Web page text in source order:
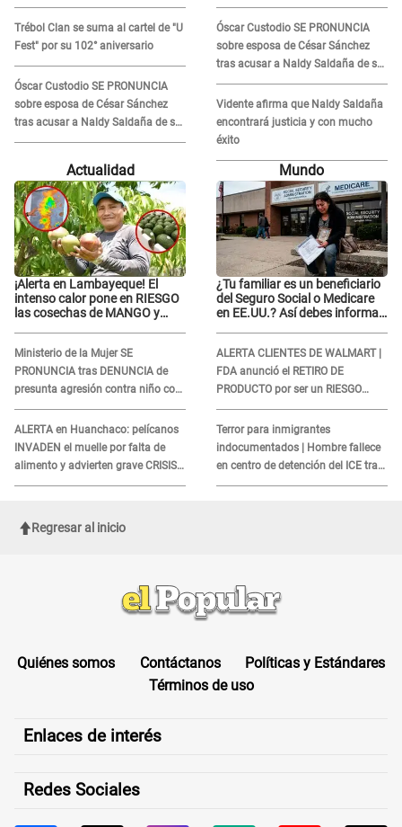
Trébol Clan se suma al cartel de "U
Fest" por su 102° aniversario
Óscar Custodio SE PRONUNCIA
sobre esposa de César Sánchez
tras acusar a Naldy Saldaña de ser
PAREJA del músico: "Lo dejo en
Óscar Custodio SE PRONUNCIA
sobre esposa de César Sánchez
tras acusar a Naldy Saldaña de ser
PAREJA del músico: "Lo dejo en
manos de la justicia"
Vidente afirma que Naldy Saldaña
encontrará justicia y con mucho
éxito
Actualidad
¡Alerta en Lambayeque! El
intenso calor pone en RIESGO
las cosechas de MANGO y
Ministerio de la Mujer SE
PRONUNCIA tras DENUNCIA de
presunta agresión contra niño con
autismo en Surco
ALERTA en Huanchaco: pelícanos
INVADEN el muelle por falta de
alimento y advierten grave CRISIS
en el mar
Mundo
¿Tu familiar es un beneficiario
del Seguro Social o Medicare
en EE.UU.? Así debes informar
ALERTA CLIENTES DE WALMART |
FDA anunció el RETIRO DE
PRODUCTO por ser un RIESGO
MORTAL para consumidores: ¿Cuál
es?
Terror para inmigrantes
indocumentados | Hombre fallece
en centro de detención del ICE tras
sufrir una "emergencia médica"
Regresar al inicio
Quiénes somos Contáctanos
Políticas y Estándares
Términos de uso
Enlaces de interés
Redes Sociales